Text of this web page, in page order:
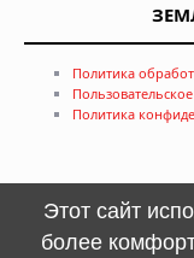
Политика
Политика
Этот сайт
более